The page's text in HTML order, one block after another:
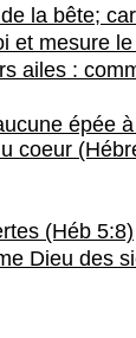
la bête;
mesure
ailes :
coeur
(Héb 5:8)
Dieu des